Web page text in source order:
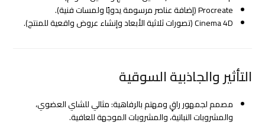
Procreate (إضافة عناصر مرسومة يدويًا ولمسات فنية).
Cinema 4D (تصورات ثلاثية الأبعاد وإنشاء عروض واقعية للمنتج).
التأثير والجاذبية السوقية
مصمم لجمهور راقٍ ومهتم بالرفاهية: مثالي للشاي العضوي،
والمشروبات النباتية، والمشروبات الموجهة للعافية.